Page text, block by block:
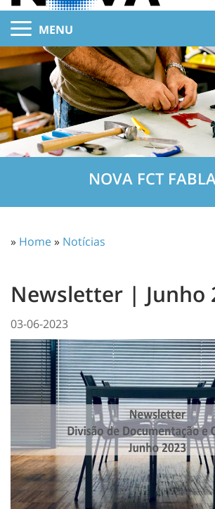
MENU
NOVA FCT
» Home» Notícias
Newsletter | Junho
03-06-2023